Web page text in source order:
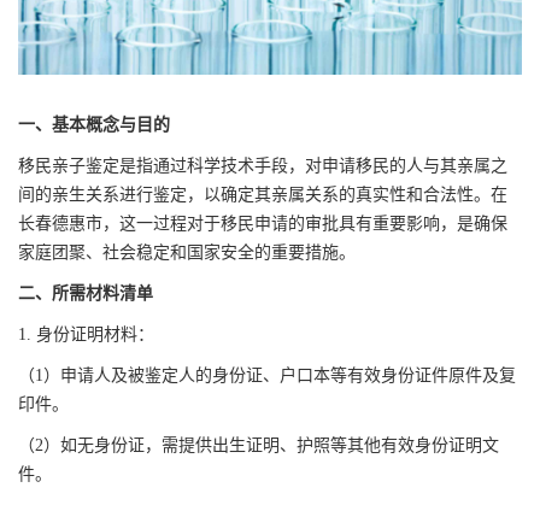
一、基本概念与目的
移民亲子鉴定是指通过科学技术手段，对申请移民的人与其亲属之
间的亲生关系进行鉴定，以确定其亲属关系的真实性和合法性。在
长春德惠市，这一过程对于移民申请的审批具有重要影响，是确保
家庭团聚、社会稳定和国家安全的重要措施。
二、所需材料清单
1. 身份证明材料：
（1）申请人及被鉴定人的身份证、户口本等有效身份证件原件及复
印件。
（2）如无身份证，需提供出生证明、护照等其他有效身份证明文
件。